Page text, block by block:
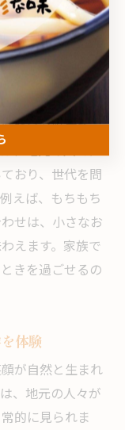
時間
味しさ
わいが魅力で
、地元の人々に
おり、世代を問
えば、もちもち
せは、小さなお
えます。家族で
きを過ごせるの
体験
が自然と生まれ
、地元の人々が
的に見られま